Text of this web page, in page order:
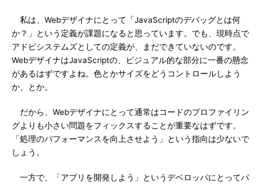
私は、Webデザイナにとって「JavaScriptのデバッグとは何
か？」という定義が課題になると思っています。でも、現時点で
アドビシステムズとしての定義が、まだできていないのです。
WebデザイナはJavaScriptの、ビジュアル的な部分に一番の懸念
があるはずですよね。色とかサイズをどうコントロールしよう
か、とか。
だから、Webデザイナにとって通常はコードのプロファイリン
グよりも小さい問題をフィックスすることが重要なはずです。
「処理のパフォーマンスを向上させよう」という指向は少ないで
しょう。
一方で、「アプリを開発しよう」というデベロッパにとってパ